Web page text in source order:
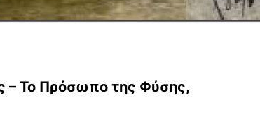
– Το Πρόσωπο της Φύσης,